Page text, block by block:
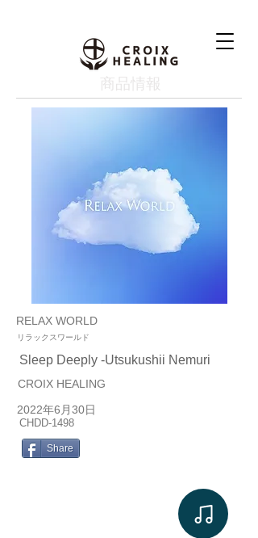
​商品情報
RELAX WORLD
リラックスワールド
Sleep Deeply -Utsukushii Nemuri
CROIX HEALING
2022年6月30日
CHDD-1498
Share